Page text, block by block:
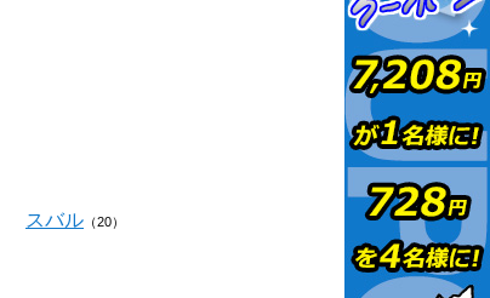
スバル （20）